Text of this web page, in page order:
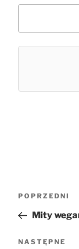
Nawigacja
Poprzedni
wpis
POPRZEDNI
Mity
Następny
NASTĘPNE